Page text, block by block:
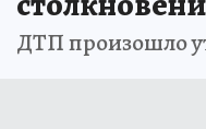
ДТП произошло